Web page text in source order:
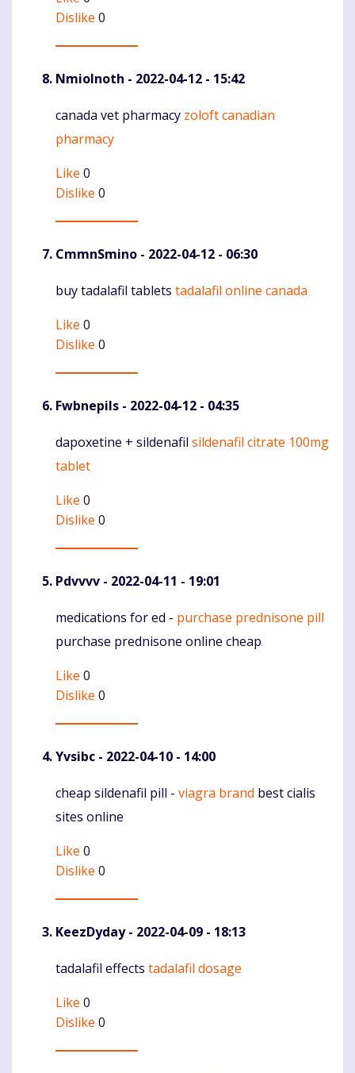
Dislike 0
NmioInoth - 2022-04-12 - 15:42
Komentaras
canada vet pharmacy zoloft canadian
pharmacy
Like 0
Dislike 0
CmmnSmino - 2022-04-12 - 06:30
Komentaras
buy tadalafil tablets tadalafil online canada
Like 0
Dislike 0
Fwbnepils - 2022-04-12 - 04:35
Komentaras
dapoxetine + sildenafil sildenafil citrate 100mg
tablet
Like 0
Dislike 0
Pdvvvv - 2022-04-11 - 19:01
Komentaras
medications for ed - purchase prednisone pill
purchase prednisone online cheap
Like 0
Dislike 0
Yvsibc - 2022-04-10 - 14:00
Komentaras
cheap sildenafil pill - viagra brand best cialis
sites online
Like 0
Dislike 0
KeezDyday- 2022-04-09 - 18:13
Komentaras
tadalafil effects tadalafil dosage
Like 0
Dislike 0